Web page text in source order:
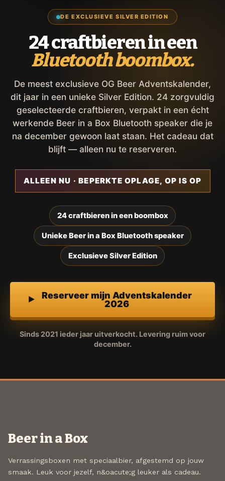
DE EXCLUSIEVE SILVER EDITION
24 craftbieren in een
Bluetooth boombox.
De meest exclusieve OG Beer Adventskalender,
dit jaar in een unieke Silver Edition. 24 zorgvuldig
geselecteerde craftbieren, verpakt in een écht
werkende Beer in a Box Bluetooth speaker die je
na december gewoon laat staan. Het cadeau dat
blijft — alleen nu te reserveren.
ALLEEN NU · BEPERKTE OPLAGE, OP IS OP
24 craftbieren in een boombox
Unieke Beer in a Box Bluetooth speaker
Exclusieve Silver Edition
Reserveer mijn Adventskalender
2026
Sinds 2021 ieder jaar uitverkocht. Levering ruim voor
december.
Beer in a Box
Verrassingsboxen met speciaalbier, afgestemd op jouw
smaak. Leuk voor jezelf, n&oacute;g leuker als cadeau.